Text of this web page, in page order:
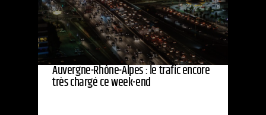
Auvergne-Rhône-Alpes : le trafic encore
très chargé ce week-end